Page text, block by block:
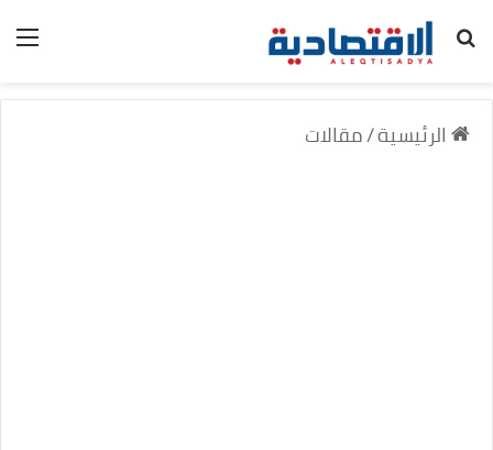
بحث عن
الرئيسية/مقالات